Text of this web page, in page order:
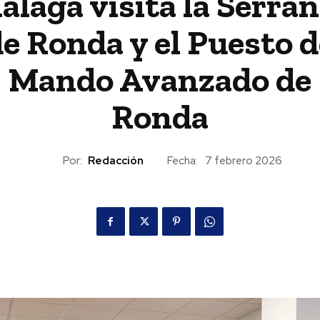
Ronda y el Puesto
Mando Avanzado de
Ronda
Por: Redacción Fecha: 7 febrero 2026